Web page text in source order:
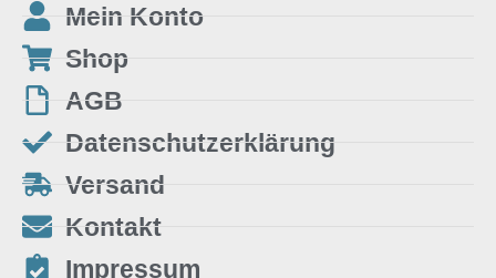
Mein Konto
Shop
AGB
Datenschutzerklärung
Versand
Kontakt
Impressum